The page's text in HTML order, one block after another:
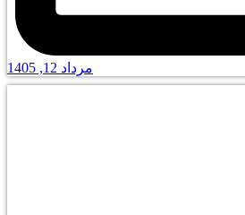
مرداد 12, 1405